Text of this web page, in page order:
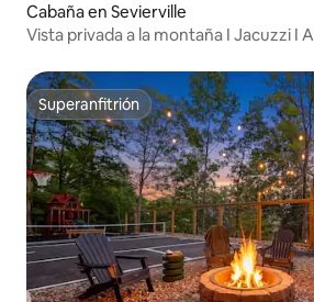
Cabaña en Sevierville
Vista privada a la montaña I Jacuzzi I
Superanfitrión
Superanfitrión